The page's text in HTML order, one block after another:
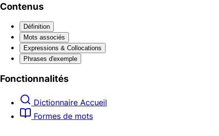
Contenus
Définition
Mots associés
Expressions & Collocations
Phrases d'exemple
Fonctionnalités
Dictionnaire Accueil
Formes de mots